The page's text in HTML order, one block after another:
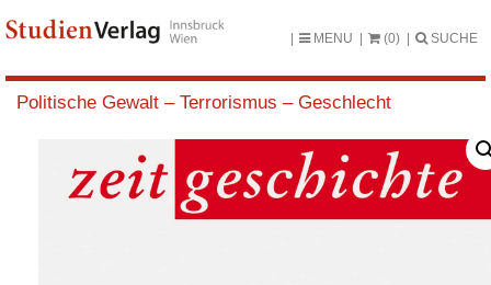
MENU (0) SUCHE
Politische Gewalt – Terrorismus – Geschlecht